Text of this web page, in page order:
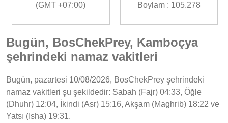
(GMT +07:00)
Boylam : 105.278
Bugün, BosChekPrey, Kamboçya
şehrindeki namaz vakitleri
Bugün, pazartesi 10/08/2026, BosChekPrey şehrindeki
namaz vakitleri şu şekildedir: Sabah (Fajr) 04:33, Öğle
(Dhuhr) 12:04, İkindi (Asr) 15:16, Akşam (Maghrib) 18:22 ve
Yatsı (Isha) 19:31.